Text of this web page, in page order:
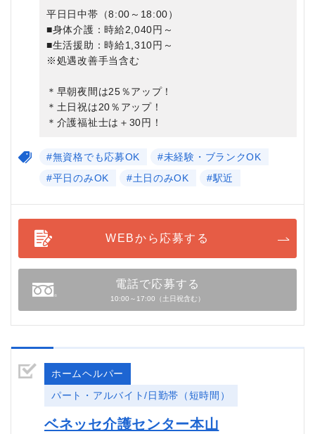
平日日中帯（8:00～18:00）
■身体介護：時給2,040円～
■生活援助：時給1,310円～
※処遇改善手当含む
＊早朝夜間は25％アップ！
＊土日祝は20％アップ！
＊介護福祉士は＋30円！
#無資格でも応募OK
#未経験・ブランクOK
#平日のみOK
#土日のみOK #駅近
WEBから応募する
電話で応募する
10:00～17:00（土日祝含む）
ホームヘルパー
パート・アルバイト/日勤帯（短時間）
ベネッセ介護センター本山